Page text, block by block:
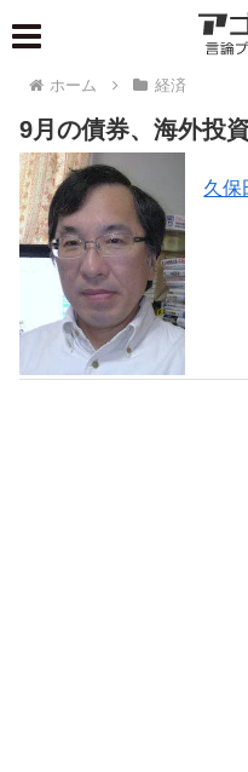
ホーム 経済
9月の債券、海外投
久保